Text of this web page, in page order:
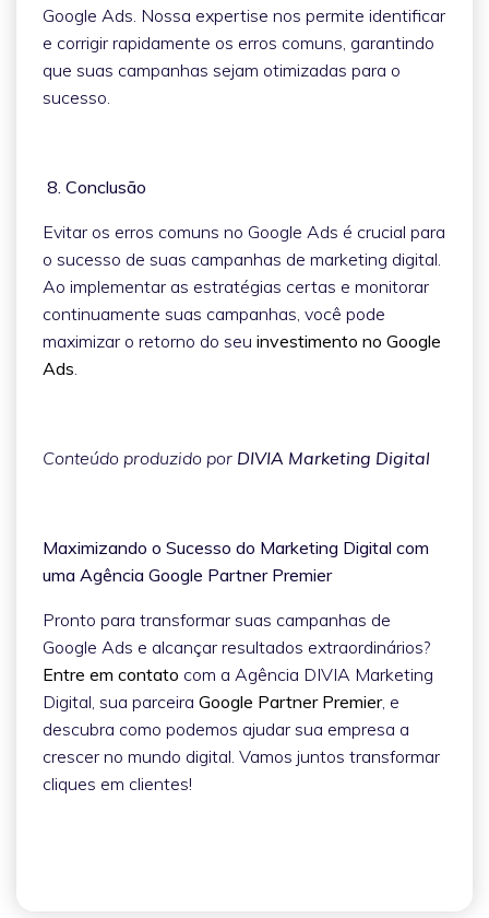
Google Ads. Nossa expertise nos permite identificar
e corrigir rapidamente os erros comuns, garantindo
que suas campanhas sejam otimizadas para o
sucesso.
8. Conclusão
Evitar os erros comuns no Google Ads é crucial para
o sucesso de suas campanhas de marketing digital.
Ao implementar as estratégias certas e monitorar
continuamente suas campanhas, você pode
maximizar o retorno do seu investimento no Google
Ads
Conteúdo produzido por DIVIA Marketing Digital
Maximizando o Sucesso do Marketing Digital com
uma Agência Google Partner Premier
Pronto para transformar suas campanhas de
Google Ads e alcançar resultados extraordinários?
Entre em contato com a Agência DIVIA Marketing
Digital, sua parceira Google Partner Premier, e
descubra como podemos ajudar sua empresa a
crescer no mundo digital. Vamos juntos transformar
cliques em clientes!